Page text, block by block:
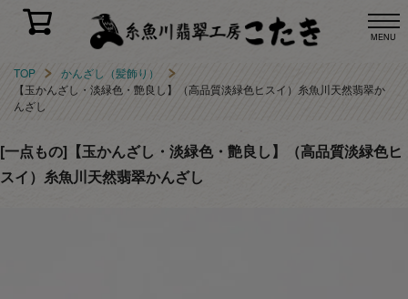
MENU
TOP
かんざし（髪飾り）
【玉かんざし・淡緑色・艶良し】（高品質淡緑色ヒスイ）糸魚川天然翡翠か
んざし
[一点もの]【玉かんざし・淡緑色・艶良し】（高品質淡緑色ヒ
スイ）糸魚川天然翡翠かんざし